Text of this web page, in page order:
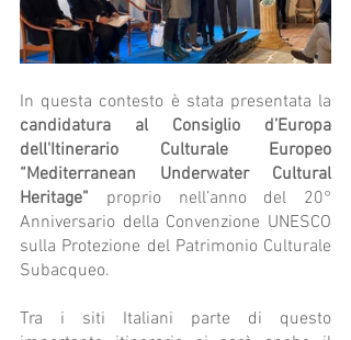
candidatura al Consiglio d’Europa
dell'Itinerario Culturale Europeo
“Mediterranean Underwater Cultural
Heritage” proprio nell’anno del 20°
Anniversario della Convenzione UNESCO
sulla Protezione del Patrimonio Culturale
Subacqueo.
Tra i siti Italiani parte di questo